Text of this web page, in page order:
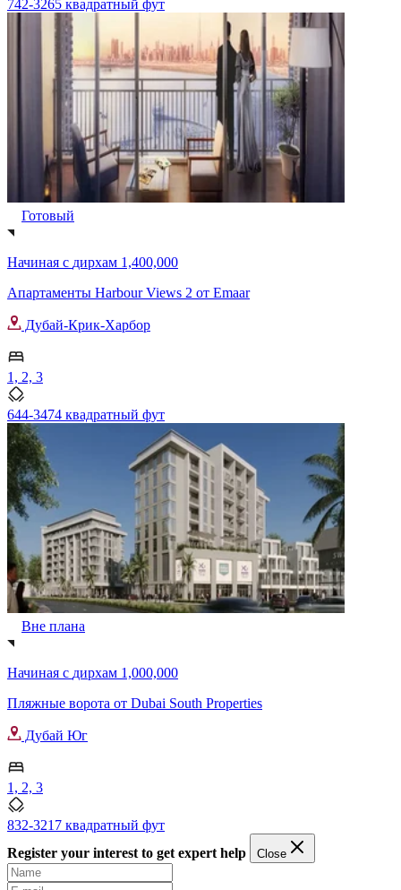
742-3265 квадратный фут
Готовый
Начиная с дирхам 1,400,000
Апартаменты Harbour Views 2 от Emaar
Дубай-Крик-Харбор
1, 2, 3
644-3474 квадратный фут
Вне плана
Начиная с дирхам 1,000,000
Пляжные ворота от Dubai South Properties
Дубай Юг
1, 2, 3
832-3217 квадратный фут
Register your interest to get expert help
Close